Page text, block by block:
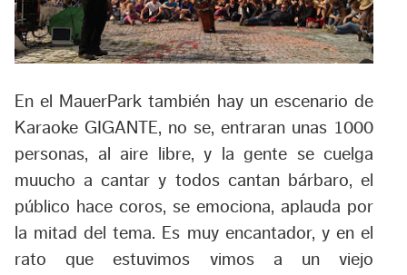
En el MauerPark también hay un escenario de
Karaoke GIGANTE, no se, entraran unas 1000
personas, al aire libre, y la gente se cuelga
muucho a cantar y todos cantan bárbaro, el
público hace coros, se emociona, aplauda por
la mitad del tema. Es muy encantador, y en el
rato que estuvimos vimos a un viejo